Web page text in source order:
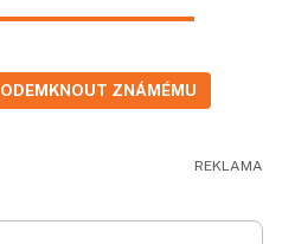
ODEMKNOUT ZNÁMÉMU